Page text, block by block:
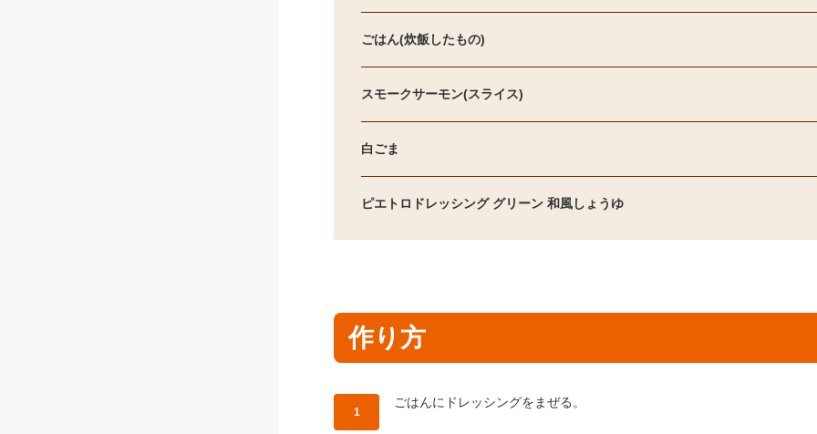
ごはん(炊飯したもの)
スモークサーモン(スライス)
白ごま
ピエトロドレッシング グリーン 和風しょうゆ
作り方
作り方1：
ごはんにドレッシングをまぜる。